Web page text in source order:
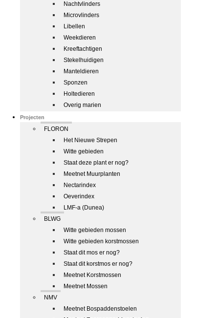
Nachtvlinders
Microvlinders
Libellen
Weekdieren
Kreeftachtigen
Stekelhuidigen
Manteldieren
Sponzen
Holtedieren
Overig marien
Projecten
FLORON
Het Nieuwe Strepen
Witte gebieden
Staat deze plant er nog?
Meetnet Muurplanten
Nectarindex
Oeverindex
LMF-a (Dunea)
BLWG
Witte gebieden mossen
Witte gebieden korstmossen
Staat dit mos er nog?
Staat dit korstmos er nog?
Meetnet Korstmossen
Meetnet Mossen
NMV
Meetnet Bospaddenstoelen